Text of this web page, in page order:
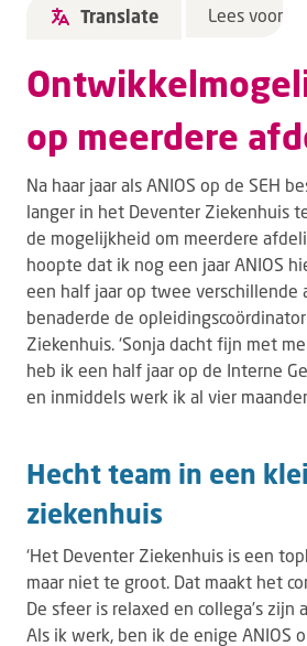
Translate Lees voor
op meerdere
Na haar jaar als ANIOS op de SEH
langer in het Deventer Ziekenhuis
de mogelijkheid om meerdere
hoopte dat ik nog een jaar ANIOS
een half jaar op twee verschillende
benaderde de
Ziekenhuis. ‘Sonja dacht fijn met
heb ik een half jaar op de Interne
en inmiddels werk ik al vier
Hecht team in een
ziekenhuis
‘Het Deventer Ziekenhuis is een
maar niet te groot. Dat maakt het
De sfeer is relaxed en collega’s zijn
Als ik werk, ben ik de enige ANIOS